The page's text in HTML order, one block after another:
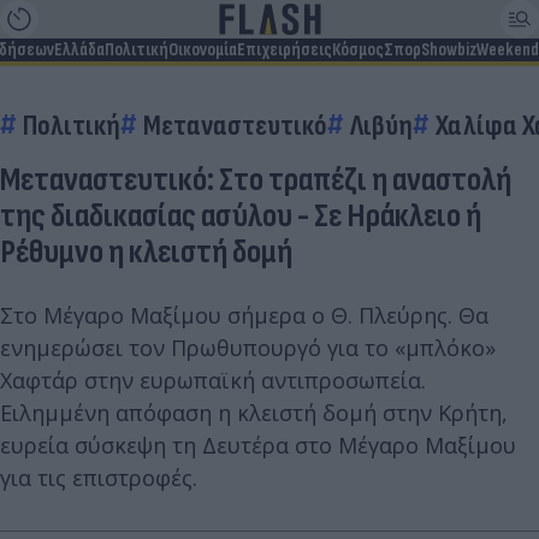
ΕλλάδαΠολιτικήΟικονομίαΕπιχειρήσειςΚόσμοςΣπορShowbizWeekend
Πολιτική Μεταναστευτικό Λιβύη Χαλίφα
Μεταναστευτικό: Στο τραπέζι η αναστολή
της διαδικασίας ασύλου - Σε Ηράκλειο ή
Ρέθυμνο η κλειστή δομή
Στο Μέγαρο Μαξίμου σήμερα ο Θ. Πλεύρης. Θα
ενημερώσει τον Πρωθυπουργό για το «μπλόκο»
Χαφτάρ στην ευρωπαϊκή αντιπροσωπεία.
Ειλημμένη απόφαση η κλειστή δομή στην Κρήτη,
ευρεία σύσκεψη τη Δευτέρα στο Μέγαρο Μαξίμου
για τις επιστροφές.